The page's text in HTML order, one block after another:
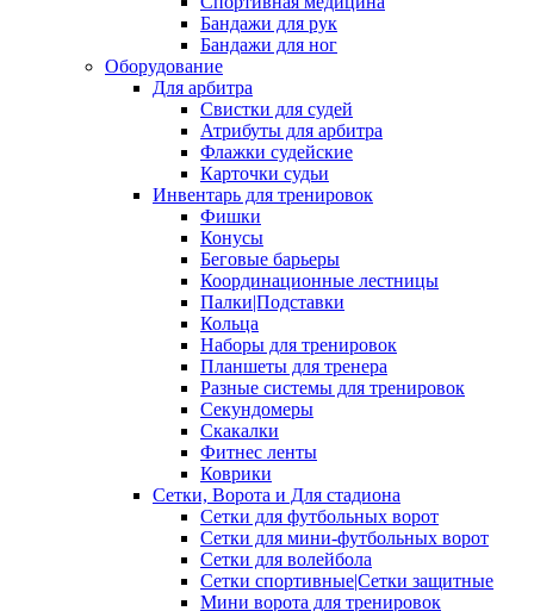
Бандажи для рук
Бандажи для ног
Оборудование
Для арбитра
Свистки для судей
Атрибуты для арбитра
Флажки судейские
Карточки судьи
Инвентарь для тренировок
Фишки
Конусы
Беговые барьеры
Координационные лестницы
Палки|Подставки
Кольца
Наборы для тренировок
Планшеты для тренера
Разные системы для тренировок
Секундомеры
Скакалки
Фитнес ленты
Коврики
Сетки, Ворота и Для стадиона
Сетки для футбольных ворот
Сетки для мини-футбольных ворот
Сетки для волейбола
Сетки спортивные|Сетки защитные
Мини ворота для тренировок